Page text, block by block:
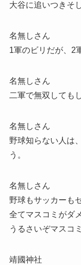
大谷に追いつきそ
名無しさん
1軍のビリだが、2
名無しさん
二軍で無双しても
名無しさん
野球知らない人は
う。
名無しさん
野球もサッカーも
全てマスコミがダ
うるさいぞマスコミ
靖國神社